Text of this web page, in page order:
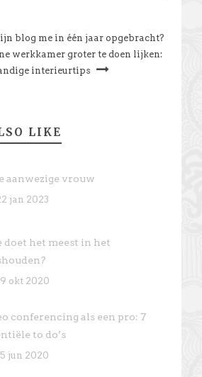
blog me in één jaar opgebracht?
werkkamer groter te doen lijken:
interieurtips
LIKE
aanwezige vrouw
jan 2023
doet het meest in het
okt 2020
conferencing als een pro: 7
to do’s
jun 2020